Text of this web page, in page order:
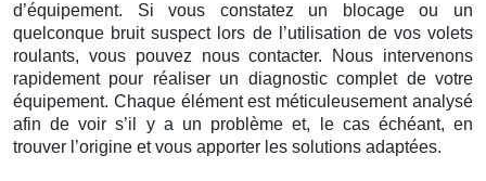
d’équipement. Si vous constatez un blocage ou un
quelconque bruit suspect lors de l’utilisation de vos volets
roulants, vous pouvez nous contacter. Nous intervenons
rapidement pour réaliser un diagnostic complet de votre
équipement. Chaque élément est méticuleusement analysé
afin de voir s’il y a un problème et, le cas échéant, en
trouver l’origine et vous apporter les solutions adaptées.